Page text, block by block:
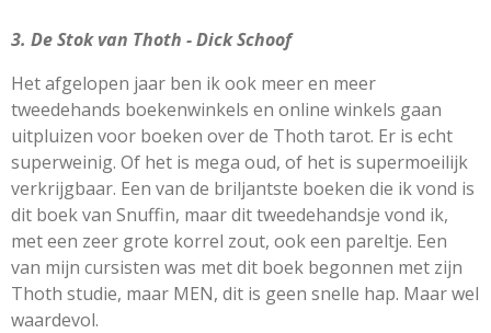
3. De Stok van Thoth - Dick Schoof
Het afgelopen jaar ben ik ook meer en meer
tweedehands boekenwinkels en online winkels gaan
uitpluizen voor boeken over de Thoth tarot. Er is echt
superweinig. Of het is mega oud, of het is supermoeilijk
verkrijgbaar. Een van de briljantste boeken die ik vond is
dit boek van Snuffin, maar dit tweedehandsje vond ik,
met een zeer grote korrel zout, ook een pareltje. Een
van mijn cursisten was met dit boek begonnen met zijn
Thoth studie, maar MEN, dit is geen snelle hap. Maar wel
waardevol.